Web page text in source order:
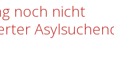
noch nicht